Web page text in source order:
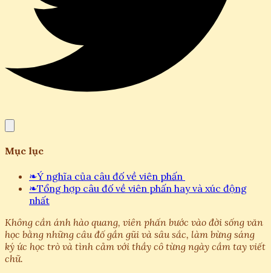
Mục lục
❧Ý nghĩa của câu đố về viên phấn
❧Tổng hợp câu đố về viên phấn hay và xúc động
nhất
Không cần ánh hào quang, viên phấn bước vào đời sống văn
học bằng những câu đố gần gũi và sâu sắc, làm bừng sáng
ký ức học trò và tình cảm với thầy cô từng ngày cầm tay viết
chữ.